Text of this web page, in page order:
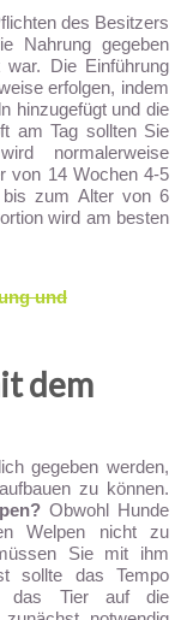
des Besitzers
Nahrung gegeben
Die Einführung
erfolgen, indem
hinzugefügt und die
am Tag sollten Sie
normalerweise
von 14 Wochen 4-5
bis zum Alter von 6
wird am besten
und
dem
gegeben werden,
zu können.
Obwohl Hunde
Welpen nicht zu
Sie mit ihm
sollte das Tempo
das Tier auf die